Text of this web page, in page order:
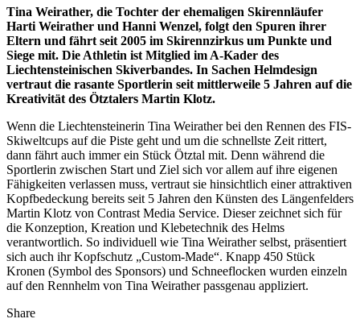
Tina Weirather, die Tochter der ehemaligen Skirennläufer
Harti Weirather und Hanni Wenzel, folgt den Spuren ihrer
Eltern und fährt seit 2005 im Skirennzirkus um Punkte und
Siege mit. Die Athletin ist Mitglied im A-Kader des
Liechtensteinischen Skiverbandes. In Sachen Helmdesign
vertraut die rasante Sportlerin seit mittlerweile 5 Jahren auf die
Kreativität des Ötztalers Martin Klotz.
Wenn die Liechtensteinerin Tina Weirather bei den Rennen des FIS-
Skiweltcups auf die Piste geht und um die schnellste Zeit rittert,
dann fährt auch immer ein Stück Ötztal mit. Denn während die
Sportlerin zwischen Start und Ziel sich vor allem auf ihre eigenen
Fähigkeiten verlassen muss, vertraut sie hinsichtlich einer attraktiven
Kopfbedeckung bereits seit 5 Jahren den Künsten des Längenfelders
Martin Klotz von Contrast Media Service. Dieser zeichnet sich für
die Konzeption, Kreation und Klebetechnik des Helms
verantwortlich. So individuell wie Tina Weirather selbst, präsentiert
sich auch ihr Kopfschutz „Custom-Made“. Knapp 450 Stück
Kronen (Symbol des Sponsors) und Schneeflocken wurden einzeln
auf den Rennhelm von Tina Weirather passgenau appliziert.
Share